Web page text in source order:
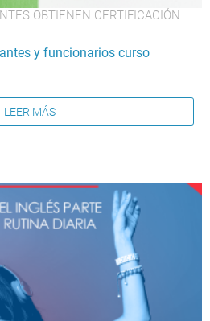
OBTIENEN CERTIFICACIÓN
y funcionarios curso
LEER MÁS